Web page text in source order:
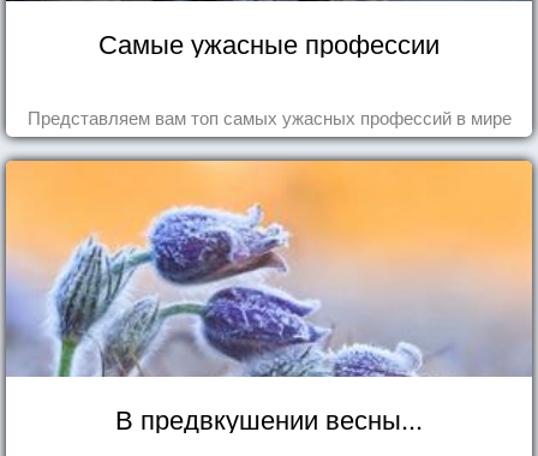
Самые ужасные профессии
Представляем вам топ самых ужасных профессий в мире
В предвкушении весны...